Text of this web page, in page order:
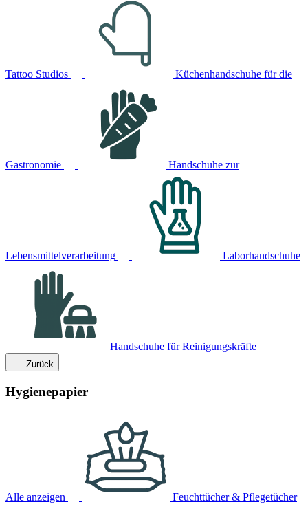
Tattoo Studios Küchenhandschuhe für die
Gastronomie Handschuhe zur
Lebensmittelverarbeitung Laborhandschuhe
Handschuhe für Reinigungskräfte
Zurück
Hygienepapier
Alle anzeigen Feuchttücher & Pflegetücher